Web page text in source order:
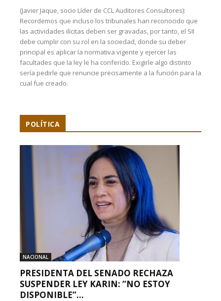
(Javier Jaque, socio Líder de CCL Auditores Consultores):
Recordemos que incluso los tribunales han reconocido que
las actividades ilícitas deben ser gravadas, por tanto, el SII
debe cumplir con su rol en la sociedad, donde su deber
principal es aplicar la normativa vigente y ejercer las
facultades que la ley le ha conferido. Exigirle algo distinto
sería pedirle que renuncie precisamente a la función para la
cual fue creado.
POLÍTICA
NACIONAL
PRESIDENTA DEL SENADO RECHAZA
SUSPENDER LEY KARIN: “NO ESTOY
DISPONIBLE”...